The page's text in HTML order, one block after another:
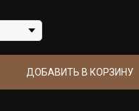
ДОБАВИТЬ В КОРЗИНУ